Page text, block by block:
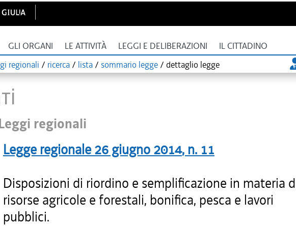
GLI ORGANI LE ATTIVITÀ LEGGI E DELIBERAZIONI IL CITTADINO
regionali / ricerca / lista / sommario legge / dettaglio legge
regionali
Legge regionale 26 giugno 2014, n. 11
Disposizioni di riordino e semplificazione in materia
risorse agricole e forestali, bonifica, pesca e lavori
pubblici.